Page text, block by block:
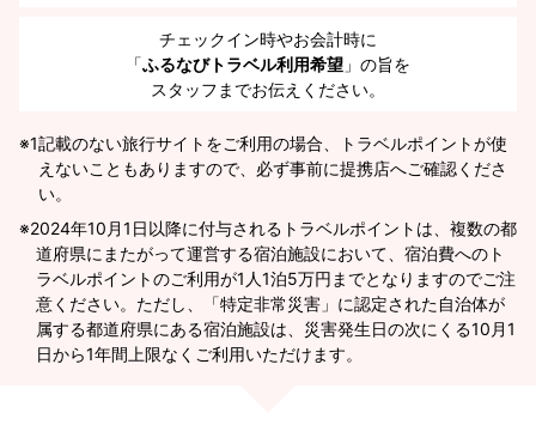
チェックイン時やお会計時に
「ふるなびトラベル利用希望 」の旨を
スタッフまでお伝えください。
※1記載のない旅行サイトをご利用の場合、トラベルポイントが使
えないこともありますので、必ず事前に提携店へご確認くださ
い。
2024年10月1日以降に付与されるトラベルポイントは、複数の都
道府県にまたがって運営する宿泊施設において、宿泊費へのト
ラベルポイントのご利用が1人1泊5万円までとなりますのでご注
意ください。ただし、「特定非常災害」に認定された自治体が
属する都道府県にある宿泊施設は、災害発生日の次にくる10月1
日から1年間上限なくご利用いただけます。